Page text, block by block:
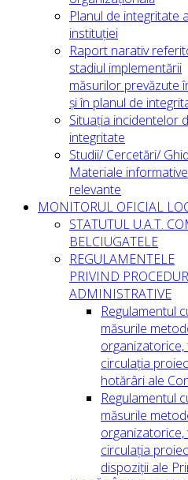
Planul de integritate
instituției
Raport narativ
stadiul implementării
măsurilor prevăzute
și în planul de
Situația incidentelor
integritate
Studii/ Cercetări/
Materiale informative
relevante
MONITORUL OFICIAL
STATUTUL U.A.T.
BELCIUGATELE
REGULAMENTELE
PRIVIND
ADMINISTRATIVE
Regulamentul
măsurile
organizatorice,
circulația
hotărâri ale
Regulamentul
măsurile
organizatorice,
circulația
dispoziții ale